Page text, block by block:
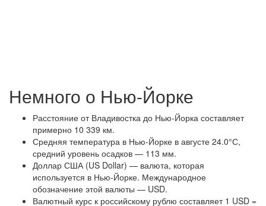
Немного о Нью-Йорке
Расстояние от Владивостка до Нью-Йорка составляет
примерно 10 339 км.
Средняя температура в Нью-Йорке в августе 24.0°С,
средний уровень осадков — 113 мм.
Доллар США (US Dollar) — валюта, которая
используется в Нью-Йорке. Международное
обозначение этой валюты — USD.
Валютный курс к российскому рублю составляет 1 USD =